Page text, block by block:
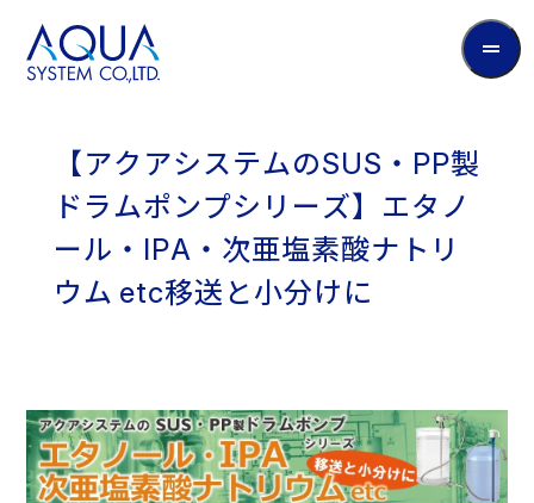
System
【 アク アシステムのSUS ・ PP製
ド ラムポンプシ リ ーズ】 エタ ノ
ール ・ IPA ・ 次亜塩素酸ナ ト リ
ウム etc移送 と小分け に
シ
ス